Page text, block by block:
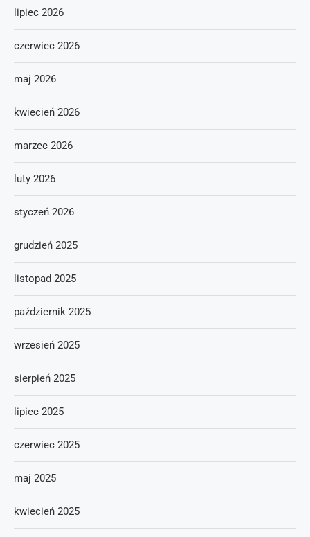
lipiec 2026
czerwiec 2026
maj 2026
kwiecień 2026
marzec 2026
luty 2026
styczeń 2026
grudzień 2025
listopad 2025
październik 2025
wrzesień 2025
sierpień 2025
lipiec 2025
czerwiec 2025
maj 2025
kwiecień 2025